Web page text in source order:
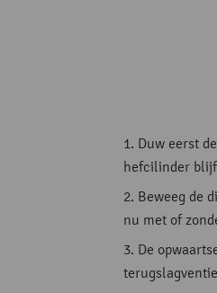
Duw eerst
hefcilinder
Beweeg de
nu met of
De